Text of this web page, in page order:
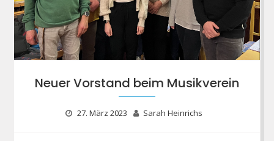
Neuer Vorstand beim Musikverein
27. März 2023 Sarah Heinrichs